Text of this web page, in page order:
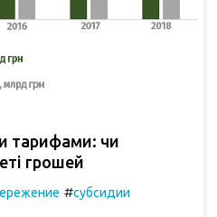
тарифами: чи
грошей
#субсидии